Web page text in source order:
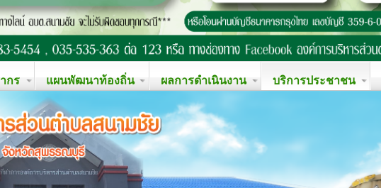
กร แผนพัฒนาท้องถิ่น ผลการดำเนินงาน บริการประชาชน